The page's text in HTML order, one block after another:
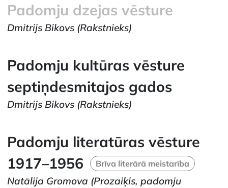
Padomju dzejas vēsture
Dmitrijs Bikovs (Rakstnieks)
Padomju kultūras vēsture
septiņdesmitajos gados
Dmitrijs Bikovs (Rakstnieks)
Padomju literatūras vēsture
1917–1956
Brīva literārā meistarība
Natālija Gromova (Prozaiķis, padomju